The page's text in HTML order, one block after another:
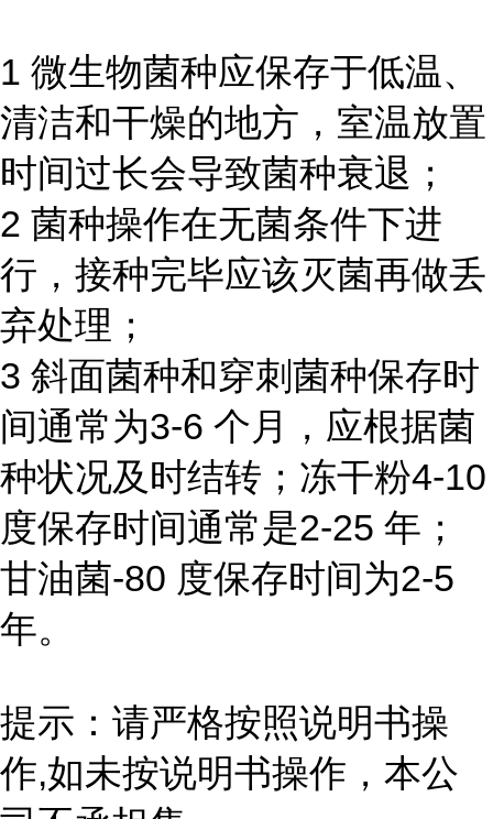
1 微生物菌种应保存于低温、
清洁和干燥的地方，室温放置
时间过长会导致菌种衰退；
2 菌种操作在无菌条件下进
行，接种完毕应该灭菌再做丢
弃处理；
3 斜面菌种和穿刺菌种保存时
间通常为3-6 个月，应根据菌
种状况及时结转；冻干粉4-10
度保存时间通常是2-25 年；
甘油菌-80 度保存时间为2-5
年。
提示：请严格按照说明书操
作,如未按说明书操作，本公